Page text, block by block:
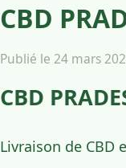
CBD
Publié le 24 mars
CBD
Livraison de CBD